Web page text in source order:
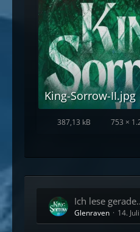
King-Sorrow-II.jpg
387,13 kB 753 ×
Ich lese
Glenraven 14.